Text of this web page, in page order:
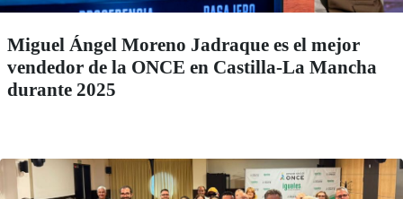
Miguel Ángel Moreno Jadraque es el mejor
vendedor de la ONCE en Castilla-La Mancha
durante 2025